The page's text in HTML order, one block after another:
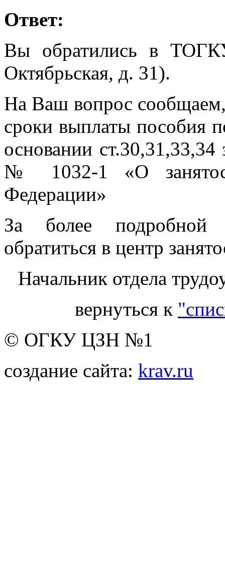
Ответ:
Вы обратились в
Октябрьская, д. 31).
На Ваш вопрос
сроки выплаты пособия
основании
№ 1032-1 «О
Федерации»
За более подробной
обратиться в центр
Начальник отдела
вернуться к
© ОГКУ ЦЗН №1
создание сайта: krav.ru